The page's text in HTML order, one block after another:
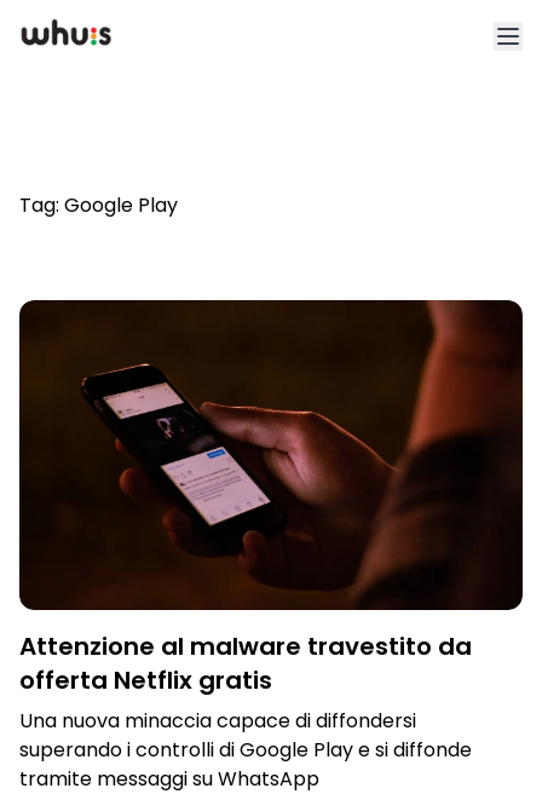
Blog
Whuis per lo sport
Accedi Registrati
Tag: Google Play
Attenzione al malware travestito da
offerta Netflix gratis
Una nuova minaccia capace di diffondersi
superando i controlli di Google Play e si diffonde
tramite messaggi su WhatsApp